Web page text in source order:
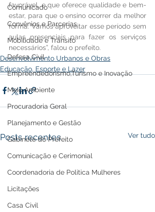
Comunicado
Convênios e Parcerias
Mobilidade e Trânsito
Defesa Civil
Empreendedorismo,Turismo e Inovação
Meio Ambiente
Procuradoria Geral
Planejamento e Gestão
Gabinete do Prefeito
Comunicação e Cerimonial
Coordenadoria de Politica Mulheres
Licitações
Casa Civil
favorável, e que oferece qualidade e bem-
estar, para que o ensino ocorrer da melhor
forma. Vamos aproveitar esse período sem
aulas presenciais para fazer os serviços
necessários”, falou o prefeito.
Desenvolvimento Urbanos e Obras
Educação, Esporte e Lazer
Posts recentes Ver tudo